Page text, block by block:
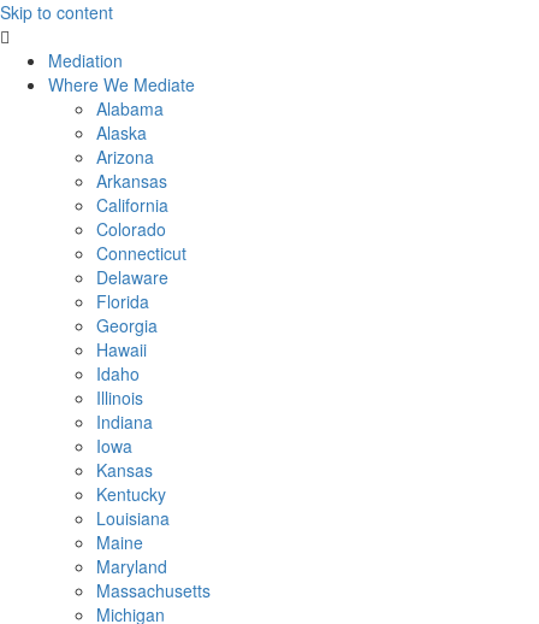
Skip to content
Mediation
Where We Mediate
Alabama
Alaska
Arizona
Arkansas
California
Colorado
Connecticut
Delaware
Florida
Georgia
Hawaii
Idaho
Illinois
Indiana
Iowa
Kansas
Kentucky
Louisiana
Maine
Maryland
Massachusetts
Michigan